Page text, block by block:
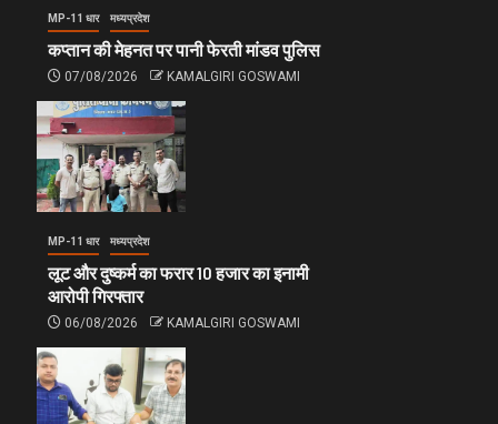
MP-11 धार मध्यप्रदेश
कप्तान की मेहनत पर पानी फेरती मांडव पुलिस
07/08/2026 KAMALGIRI GOSWAMI
MP-11 धार मध्यप्रदेश
लूट और दुष्कर्म का फरार 10 हजार का इनामी
आरोपी गिरफ्तार
06/08/2026 KAMALGIRI GOSWAMI